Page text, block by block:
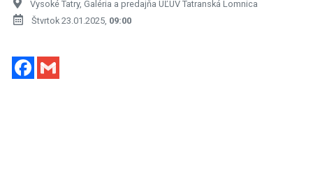
Vysoké Tatry, Galéria a predajňa ÚĽUV Tatranská Lomnica
Štvrtok 23.01.2025, 09:00
Facebook